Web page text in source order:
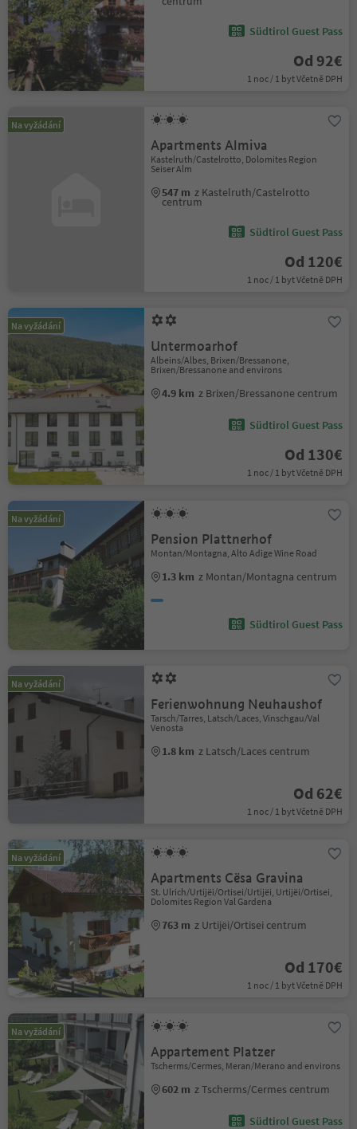
Südtirol Guest Pass
Od 92€
1 noc / 1 byt Včetně DPH
Na vyžádání
Apartments Almiva
Kastelruth/Castelrotto, Dolomites Region
Seiser Alm
547 m z Kastelruth/Castelrotto
centrum
Südtirol Guest Pass
Od 120€
1 noc / 1 byt Včetně DPH
Na vyžádání
Untermoarhof
Albeins/Albes, Brixen/Bressanone,
Brixen/Bressanone and environs
4.9 km z Brixen/Bressanone centrum
Südtirol Guest Pass
Od 130€
1 noc / 1 byt Včetně DPH
Na vyžádání
Pension Plattnerhof
Montan/Montagna, Alto Adige Wine Road
1.3 km z Montan/Montagna centrum
Südtirol Guest Pass
Na vyžádání
Ferienwohnung Neuhaushof
Tarsch/Tarres, Latsch/Laces, Vinschgau/Val
Venosta
1.8 km z Latsch/Laces centrum
Od 62€
1 noc / 1 byt Včetně DPH
Na vyžádání
Apartments Cësa Gravina
St. Ulrich/Urtijëi/Ortisei/Urtijëi, Urtijëi/Ortisei,
Dolomites Region Val Gardena
763 m z Urtijëi/Ortisei centrum
Od 170€
1 noc / 1 byt Včetně DPH
Na vyžádání
Appartement Platzer
Tscherms/Cermes, Meran/Merano and environs
602 m z Tscherms/Cermes centrum
Südtirol Guest Pass